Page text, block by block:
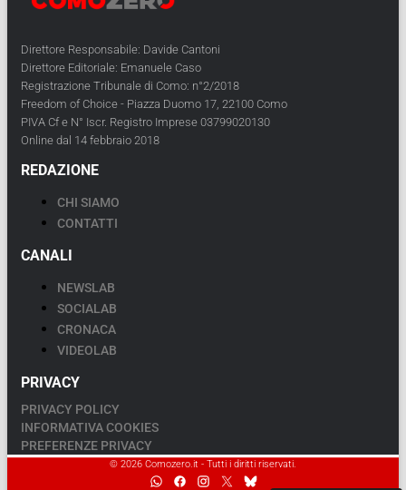
Direttore Responsabile: Davide Cantoni
Direttore Editoriale: Emanuele Caso
Registrazione Tribunale di Como: n°2/2018
Freedom of Choice - Piazza Duomo 17, 22100 Como
PIVA Cf e N° Iscr. Registro Imprese 03799020130
Online dal 14 febbraio 2018
REDAZIONE
CHI SIAMO
CONTATTI
CANALI
NEWSLAB
SOCIALAB
CRONACA
VIDEOLAB
PRIVACY
PRIVACY POLICY
INFORMATIVA COOKIES
PREFERENZE PRIVACY
© 2026 Comozero.it - Tutti i diritti riservati.